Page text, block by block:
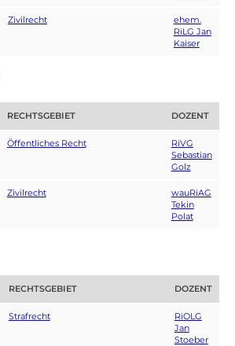
Zivilrecht
ehem.
RiLG Jan
Kaiser
RECHTSGEBIET DOZENT
Öffentliches Recht
RiVG
Sebastian
Golz
Zivilrecht
wauRiAG
Tekin
Polat
RECHTSGEBIET DOZENT
Strafrecht
RiOLG
Jan
Stoeber